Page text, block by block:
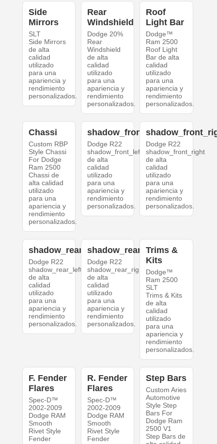
Side
Mirrors
SLT
Side Mirrors
de alta
calidad
utilizado
para una
apariencia y
rendimiento
personalizados.
Rear
Windshield
Dodge 20%
Rear
Windshield
de alta
calidad
utilizado
para una
apariencia y
rendimiento
personalizados.
Roof
Light Bar
Dodge™
Ram 2500
Roof Light
Bar de alta
calidad
utilizado
para una
apariencia y
rendimiento
personalizados.
Chassi
Custom RBP
Style Chassi
For Dodge
Ram 2500
Chassi de
alta calidad
utilizado
para una
apariencia y
rendimiento
personalizados.
shadow_front_left
Dodge R22
shadow_front_left
de alta
calidad
utilizado
para una
apariencia y
rendimiento
personalizados.
Dodge R22
shadow_front_right
de alta
calidad
utilizado
para una
apariencia y
rendimiento
personalizados.
shadow_rear_left
Dodge R22
shadow_rear_left
de alta
calidad
utilizado
para una
apariencia y
rendimiento
personalizados.
shadow_rear_right
Dodge R22
shadow_rear_right
de alta
calidad
utilizado
para una
apariencia y
rendimiento
personalizados.
Trims &
Kits
Dodge™
Ram 2500
SLT
Trims & Kits
de alta
calidad
utilizado
para una
apariencia y
rendimiento
personalizados.
F. Fender
Flares
Spec-D™
2002-2009
Dodge RAM
Smooth
Rivet Style
Fender
R. Fender
Flares
Spec-D™
2002-2009
Dodge RAM
Smooth
Rivet Style
Fender
Step Bars
Custom Aries
Automotive
Style Step
Bars For
Dodge Ram
2500 V1
Step Bars de